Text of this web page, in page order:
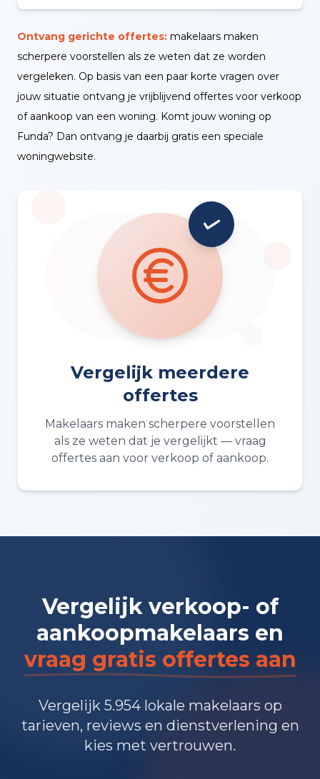
Ontvang gerichte offertes: makelaars maken
scherpere voorstellen als ze weten dat ze worden
vergeleken. Op basis van een paar korte vragen over
jouw situatie ontvang je vrijblijvend offertes voor verkoop
of aankoop van een woning. Komt jouw woning op
Funda? Dan ontvang je daarbij gratis een speciale
woningwebsite.
Vergelijk meerdere
offertes
Makelaars maken scherpere voorstellen
als ze weten dat je vergelijkt — vraag
offertes aan voor verkoop of aankoop.
Vergelijk verkoop- of
aankoopmakelaars en
vraag gratis offertes aan
Vergelijk 5.954 lokale makelaars op
tarieven, reviews en dienstverlening en
kies met vertrouwen.